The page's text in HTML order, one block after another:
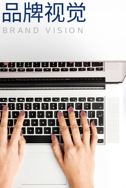
品牌视觉
BRAND VISION